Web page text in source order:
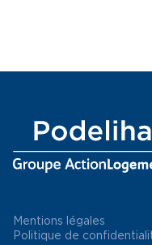
Mentions légales
Politique de